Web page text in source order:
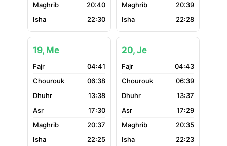
20:40
22:30
20:39
22:28
19, Me
04:41
06:38
13:38
17:30
20:37
22:25
20, Je
04:43
06:39
13:37
17:29
20:35
22:23